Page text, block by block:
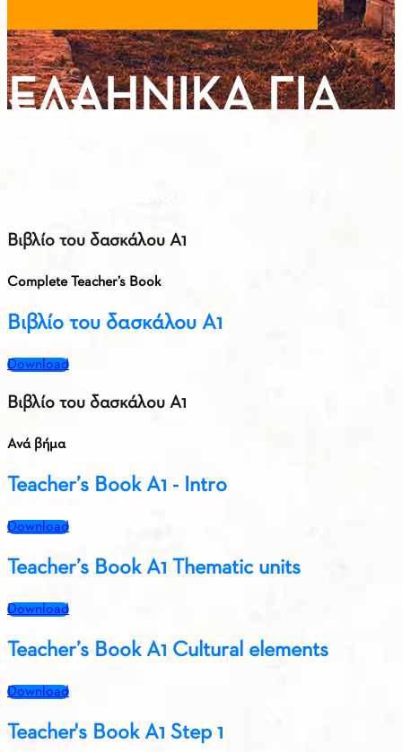
ΕΛΛΗΝΙΚΑ ΓΙΑ
ΣΑΣ
Βιβλίο του δασκάλου Α1
Complete Teacher’s Book
Βιβλίο του δασκάλου Α1
Download
Βιβλίο του δασκάλου Α1
Ανά βήμα
Teacher’s Book A1 - Intro
Download
Teacher’s Book A1 Thematic units
Download
Teacher’s Book A1 Cultural elements
Download
Teacher's Book A1 Step 1